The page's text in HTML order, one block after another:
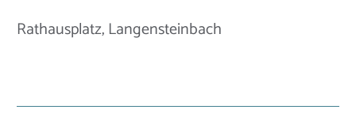
Rathausplatz, Langensteinbach